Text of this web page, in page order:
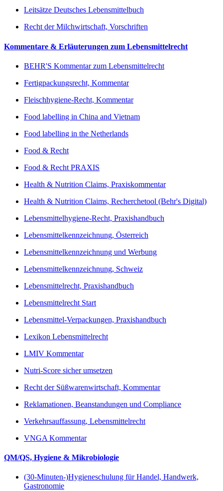
Leitsätze Deutsches Lebensmittelbuch
Recht der Milchwirtschaft, Vorschriften
Kommentare & Erläuterungen zum Lebensmittelrecht
BEHR'S Kommentar zum Lebensmittelrecht
Fertigpackungsrecht, Kommentar
Fleischhygiene-Recht, Kommentar
Food labelling in China and Vietnam
Food labelling in the Netherlands
Food & Recht
Food & Recht PRAXIS
Health & Nutrition Claims, Praxiskommentar
Health & Nutrition Claims, Recherchetool (Behr's Digital)
Lebensmittelhygiene-Recht, Praxishandbuch
Lebensmittelkennzeichnung, Österreich
Lebensmittelkennzeichnung und Werbung
Lebensmittelkennzeichnung, Schweiz
Lebensmittelrecht, Praxishandbuch
Lebensmittelrecht Start
Lebensmittel-Verpackungen, Praxishandbuch
Lexikon Lebensmittelrecht
LMIV Kommentar
Nutri-Score sicher umsetzen
Recht der Süßwarenwirtschaft, Kommentar
Reklamationen, Beanstandungen und Compliance
Verkehrsauffassung, Lebensmittelrecht
VNGA Kommentar
QM/QS, Hygiene & Mikrobiologie
(30-Minuten-)Hygieneschulung für Handel, Handwerk,
Gastronomie